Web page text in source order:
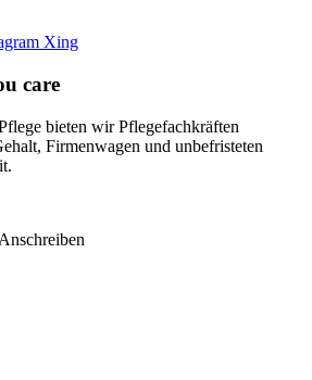
Xing
care
bieten wir Pflegefachkräften
Firmenwagen und unbefristeten